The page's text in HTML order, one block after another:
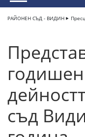
РАЙОНЕН СЪД - ВИДИН
съд